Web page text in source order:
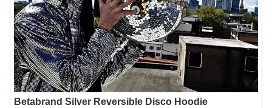
Betabrand Silver Reversible Disco Hoodie